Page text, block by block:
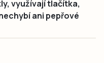
využívají tlačítka,
ani pepřové